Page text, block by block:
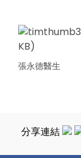
張永德醫生
分享連結